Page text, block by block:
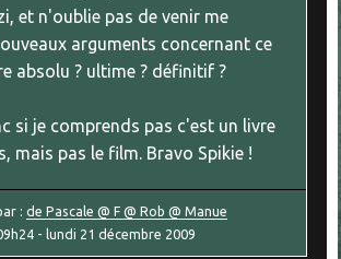
et n'oublie pas de venir me
arguments concernant ce
absolu ? ultime ? définitif ?
si je comprends pas c'est un livre
mais pas le film. Bravo Spikie !
:de Pascale @ F @ Rob @ Manue
- lundi 21 décembre 2009